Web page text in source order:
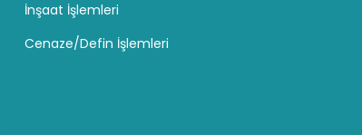
İnşaat İşlemleri
Cenaze/Defin İşlemleri